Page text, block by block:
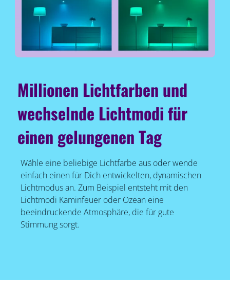
Millionen Lichtfarben und
wechselnde Lichtmodi für
einen gelungenen Tag
Wähle eine beliebige Lichtfarbe aus oder wende
einfach einen für Dich entwickelten, dynamischen
Lichtmodus an. Zum Beispiel entsteht mit den
Lichtmodi Kaminfeuer oder Ozean eine
beeindruckende Atmosphäre, die für gute
Stimmung sorgt.